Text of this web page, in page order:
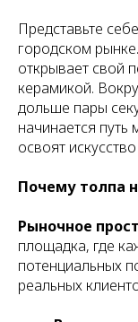
Представьте
городском
открывает свой
керамикой.
дольше пары
начинается
освоят
Почему толпа
Рыночное
площадка, где
потенциальных
реальных